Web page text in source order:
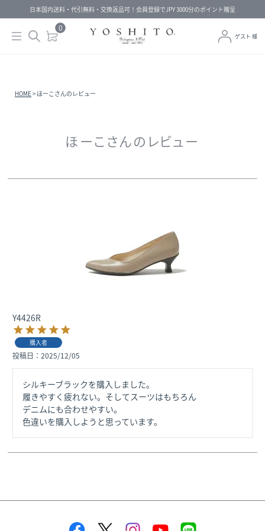
日本国内送料・代引無料・交換返品可！会員登録でJPY 3000分のポイント贈呈
0
ゲスト 様
HOME ほーこさんのレビュー
ほーこさんのレビュー
Y4426R
購入者
投稿日 2025/12/05
シルキーブラックを購入しました。
履きやすく疲れない。そしてスーツはもちろん
デニムにも合わせやすい。
色違いを購入しようと思っています。